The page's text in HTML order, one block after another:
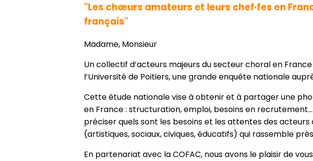
"Les chœurs amateurs et leurs chef·fes en
français"
Madame, Monsieur
Un collectif d’acteurs majeurs du secteur choral en
l’Université de Poitiers, une grande enquête nationale
Cette étude nationale vise à obtenir et à partager une
en France : structuration, emploi, besoins en
préciser quels sont les besoins et les attentes des
(artistiques, sociaux, civiques, éducatifs) qui rassemble
En partenariat avec la COFAC, nous avons le plaisir de